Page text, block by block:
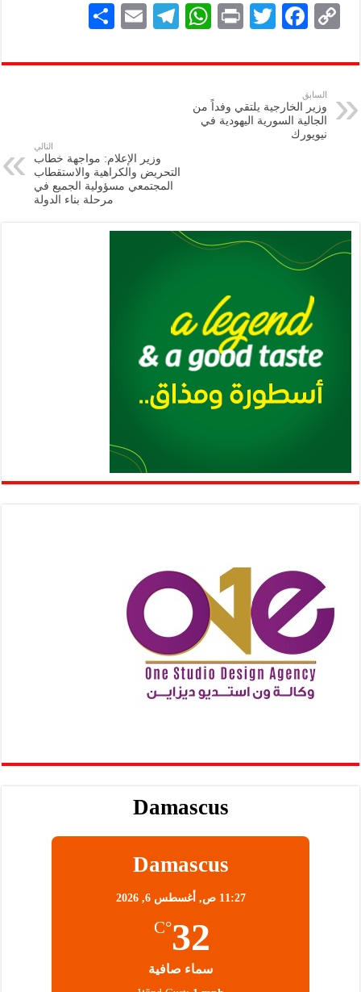
C
p
y
Li
n
F
eb
k
T
tt
P
nt
W
at
p
Te
gr
E
ai
ar
السابق
وزير الخارجية يلتقي وفداً من
الجالية السورية اليهودية في
نيويورك
التالي
وزير الإعلام: مواجهة خطاب
التحريض والكراهية والاستقطاب
المجتمعي ‏مسؤولية الجميع في
مرحلة بناء الدولة
Damascus
Damascus
11:27 ص, أغسطس 6, 2026
32
°C
سماء صافية